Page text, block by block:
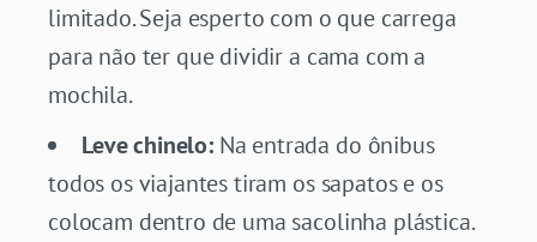
limitado. Seja esperto com o que carrega
para não ter que dividir a cama com a
mochila.
Leve chinelo:Na entrada do ônibus
todos os viajantes tiram os sapatos e os
colocam dentro de uma sacolinha plástica.